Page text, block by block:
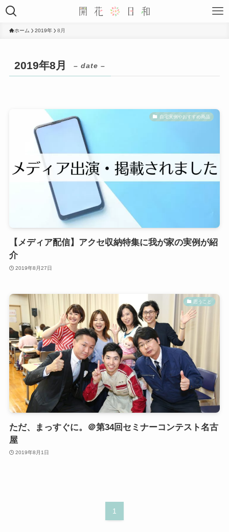
ホーム 2019年 8月
2019年8月 – date –
自宅実例やおすすめ商品
【メディア配信】アクセ収納特集に我が家の実例が紹
介
2019年8月27日
思うこと
ただ、まっすぐに。＠第34回セミナーコンテスト名古
屋
2019年8月1日
1